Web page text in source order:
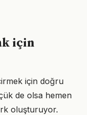
için
için doğru
de olsa hemen
oluşturuyor.